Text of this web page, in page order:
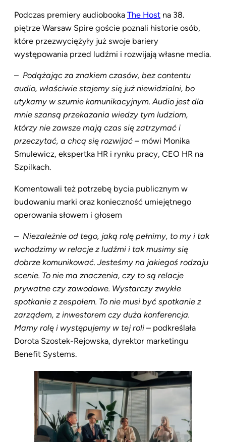
Podczas premiery audiobooka The Host na 38.
piętrze Warsaw Spire goście poznali historie osób,
które przezwyciężyły już swoje bariery
występowania przed ludźmi i rozwijają własne media.
– Podążając za znakiem czasów, bez contentu
audio, właściwie stajemy się już niewidzialni, bo
utykamy w szumie komunikacyjnym. Audio jest dla
mnie szansą przekazania wiedzy tym ludziom,
którzy nie zawsze mają czas się zatrzymać i
przeczytać, a chcą się rozwijać – mówi Monika
Smulewicz, ekspertka HR i rynku pracy, CEO HR na
Szpilkach.
Komentowali też potrzebę bycia publicznym w
budowaniu marki oraz konieczność umiejętnego
operowania słowem i głosem
– Niezależnie od tego, jaką rolę pełnimy, to my i tak
wchodzimy w relacje z ludźmi i tak musimy się
dobrze komunikować. Jesteśmy na jakiegoś rodzaju
scenie. To nie ma znaczenia, czy to są relacje
prywatne czy zawodowe. Wystarczy zwykłe
spotkanie z zespołem. To nie musi być spotkanie z
zarządem, z inwestorem czy duża konferencja.
Mamy rolę i występujemy w tej roli – podkreślała
Dorota Szostek-Rejowska, dyrektor marketingu
Benefit Systems.